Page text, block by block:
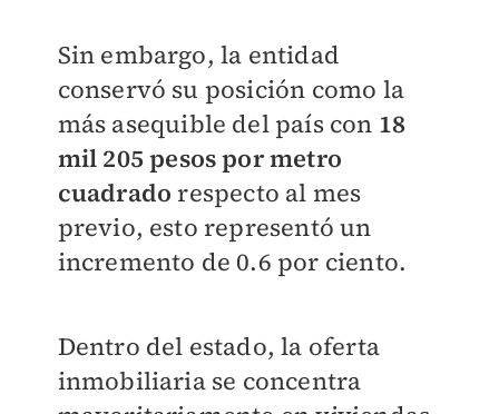
Sin embargo, la entidad
conservó su posición como la
más asequible del país con 18
mil 205 pesos por metro
cuadrado respecto al mes
previo, esto representó un
incremento de 0.6 por ciento.
Dentro del estado, la oferta
inmobiliaria se concentra